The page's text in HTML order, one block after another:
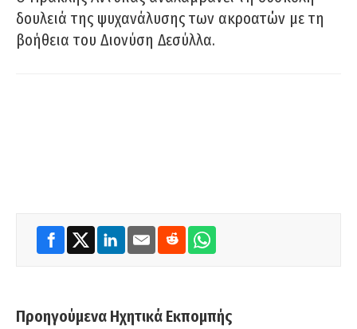
δουλειά της ψυχανάλυσης των ακροατών με τη
βοήθεια του Διονύση Δεσύλλα.
Προηγούμενα Ηχητικά Εκπομπής